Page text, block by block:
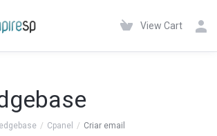
View Cart
Cpanel Criar email